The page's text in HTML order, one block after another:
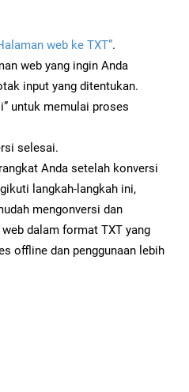
web ke TXT”.
web yang ingin Anda
input yang ditentukan.
untuk memulai proses
selesai.
Anda setelah konversi
langkah-langkah ini,
mengonversi dan
dalam format TXT yang
offline dan penggunaan lebih